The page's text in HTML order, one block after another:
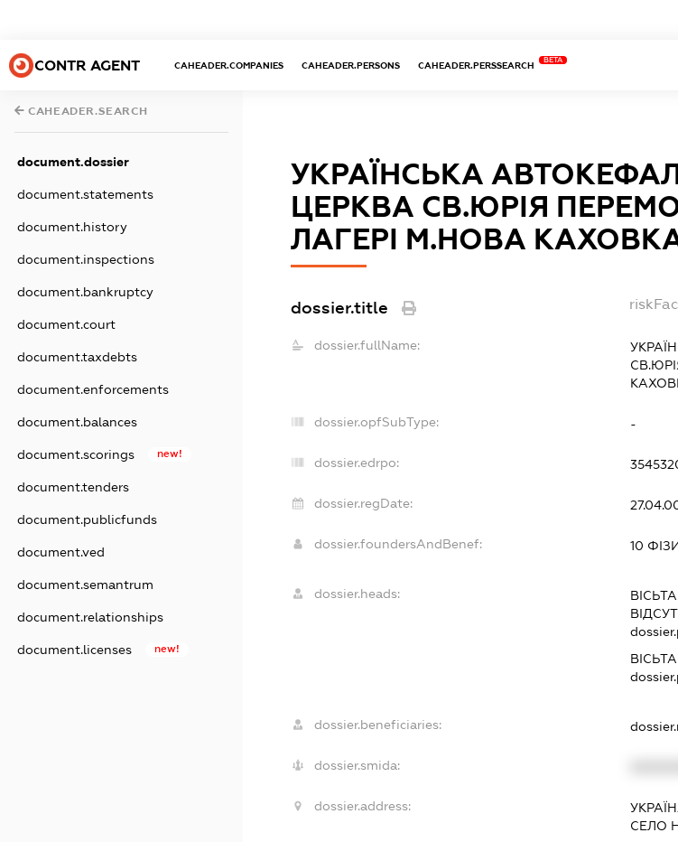
CONTR AGENT CAHEADER.COMPANIES CAHEADER.PERSONS CAHEADER.PERSSEARCH
BETA
CAHEADER.SEARCH
document.dossier
document.statements
document.history
document.inspections
document.bankruptcy
document.court
document.taxdebts
document.enforcements
document.balances
document.scorings new!
document.tenders
document.publicfunds
document.ved
document.semantrum
document.relationships
document.licenses new!
УКРАЇНСЬКА
ЦЕРКВА СВ.ЮРІЯ
ЛАГЕРІ М.НОВА
dossier.title
dossier.fullName:
dossier.opfSubType: -
dossier.edrpo:
dossier.regDate:
dossier.foundersAndBenef: 10
dossier.heads:
dossier.beneficiaries:
dossier.smida:
dossier.address:
СЕЛО